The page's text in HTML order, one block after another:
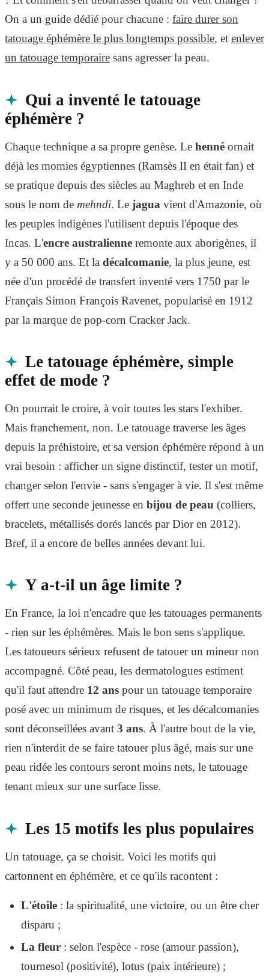
On a un guide dédié pour chacune : faire durer son
tatouage éphémère le plus longtemps possible, et enlever
un tatouage temporaire sans agresser la peau.
Qui a inventé le tatouage
éphémère ?
Chaque technique a sa propre genèse. Le henné ornait
déjà les momies égyptiennes (Ramsès II en était fan) et
se pratique depuis des siècles au Maghreb et en Inde
sous le nom de mehndi. Le jagua vient d'Amazonie, où
les peuples indigènes l'utilisent depuis l'époque des
Incas. L'encre australienne remonte aux aborigènes, il
y a 50 000 ans. Et la décalcomanie, la plus jeune, est
née d'un procédé de transfert inventé vers 1750 par le
Français Simon François Ravenet, popularisé en 1912
par la marque de pop-corn Cracker Jack.
Le tatouage éphémère, simple
effet de mode ?
On pourrait le croire, à voir toutes les stars l'exhiber.
Mais franchement, non. Le tatouage traverse les âges
depuis la préhistoire, et sa version éphémère répond à un
vrai besoin : afficher un signe distinctif, tester un motif,
changer selon l'envie - sans s'engager à vie. Il s'est même
offert une seconde jeunesse en bijou de peau (colliers,
bracelets, métallisés dorés lancés par Dior en 2012).
Bref, il a encore de belles années devant lui.
Y a-t-il un âge limite ?
En France, la loi n'encadre que les tatouages permanents
- rien sur les éphémères. Mais le bon sens s'applique.
Les tatoueurs sérieux refusent de tatouer un mineur non
accompagné. Côté peau, les dermatologues estiment
qu'il faut attendre 12 ans pour un tatouage temporaire
posé avec un minimum de risques, et les décalcomanies
sont déconseillées avant 3 ans. À l'autre bout de la vie,
rien n'interdit de se faire tatouer plus âgé, mais sur une
peau ridée les contours seront moins nets, le tatouage
tenant mieux sur une surface lisse.
Les 15 motifs les plus populaires
Un tatouage, ça se choisit. Voici les motifs qui
cartonnent en éphémère, et ce qu'ils racontent :
L'étoile: la spiritualité, une victoire, ou un être cher
disparu ;
La fleur: selon l'espèce - rose (amour passion),
tournesol (positivité), lotus (paix intérieure) ;